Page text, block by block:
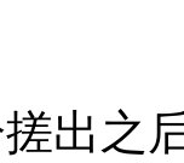
出之